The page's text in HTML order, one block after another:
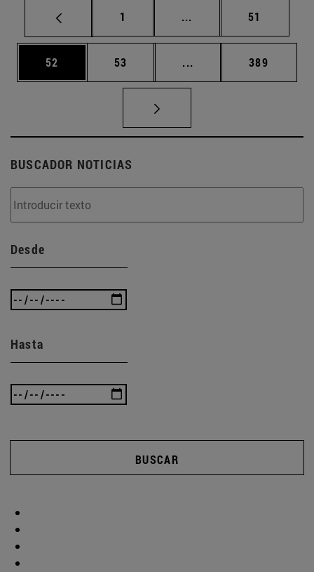
Página
1 ... Páginas intermedias
Página
51
Página
52 Página
53 ... Páginas intermedias
Página
389
BUSCADOR NOTICIAS
Desde
Hasta
BUSCAR